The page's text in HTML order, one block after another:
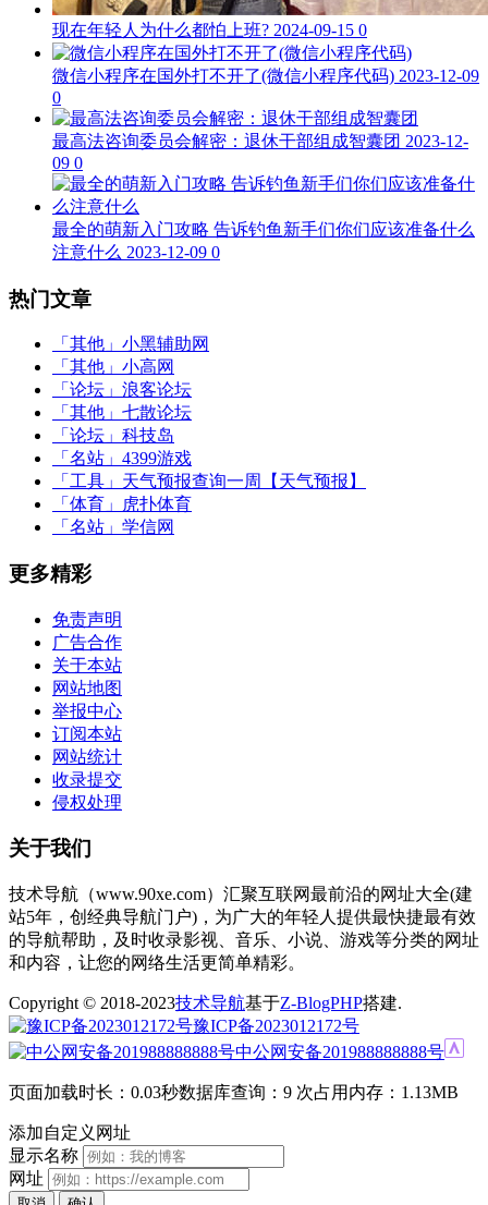
现在年轻人为什么都怕上班? 2024-09-15 0
微信小程序在国外打不开了(微信小程序代码) 2023-12-09
0
最高法咨询委员会解密：退休干部组成智囊团 2023-12-
09 0
最全的萌新入门攻略 告诉钓鱼新手们你们应该准备什么
注意什么 2023-12-09 0
热门文章
「其他」 小黑辅助网
「其他」 小高网
「论坛」 浪客论坛
「其他」 七散论坛
「论坛」 科技岛
「名站」 4399游戏
「工具」 天气预报查询一周【天气预报】
「体育」
虎扑体育
「名站」 学信网
更多精彩
免责声明
广告合作
关于本站
网站地图
举报中心
订阅本站
网站统计
收录提交
侵权处理
关于我们
技术导航（www.90xe.com）汇聚互联网最前沿的网址大全(建
站5年，创经典导航门户)，为广大的年轻人提供最快捷最有效
的导航帮助，及时收录影视、音乐、小说、游戏等分类的网址
和内容，让您的网络生活更简单精彩。
Copyright © 2018-2023技术导航基于Z-BlogPHP搭建.
豫ICP备2023012172号
中公网安备201988888888号
页面加载时长：0.03秒数据库查询：9 次占用内存：1.13MB
添加自定义网址
显示名称
网址